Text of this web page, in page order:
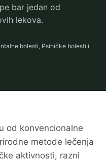
bar jedan od
lekova.
bolesti, Psihičke bolesti i
od konvencionalne
metode lečenja
aktivnosti, razni